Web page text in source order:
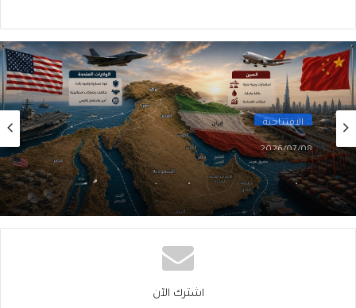
الإفتتاحية
2026/07/08
واشنطن وبكين في الشرق الأوسط: تنافُسٌ لا
يَحتَمِلُ الفوضى
اشترك الآن